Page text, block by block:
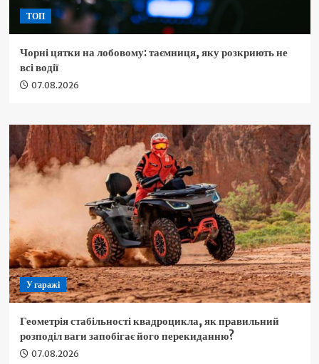
ТОП
Чорні цятки на лобовому: таємниця, яку розкриють не
всі водії
07.08.2026
У гаражі
Геометрія стабільності квадроцикла, як правильний
розподіл ваги запобігає його перекиданню?
07.08.2026